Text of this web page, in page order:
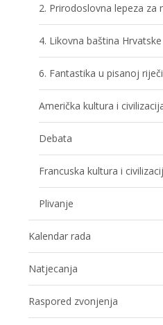
2. Prirodoslovna lepeza za
4. Likovna baština Hrvatske
6. Fantastika u pisanoj
Američka kultura i
Debata
Francuska kultura i
Plivanje
Kalendar rada
Natjecanja
Raspored zvonjenja